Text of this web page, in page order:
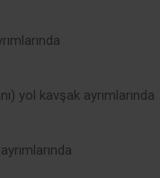
yol kavşak ayrımlarında